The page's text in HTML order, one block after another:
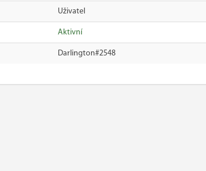
Uživatel
Aktivní
Darlington#2548